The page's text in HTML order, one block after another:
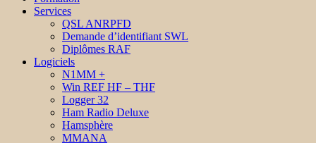
Services
QSL ANRPFD
Demande d’identifiant SWL
Diplômes RAF
Logiciels
N1MM +
Win REF HF – THF
Logger 32
Ham Radio Deluxe
Hamsphère
MMANA